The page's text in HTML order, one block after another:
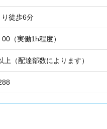
徒歩6分
（実働1h程度）
上（配達部数によります）